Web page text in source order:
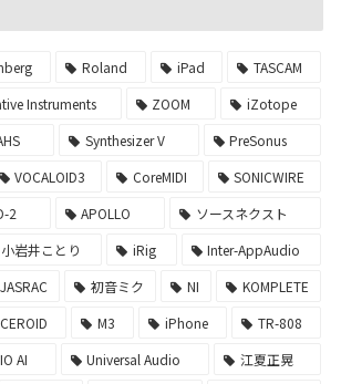
Roland iPad
TASCAM
Instruments ZOOM
iZotope
Synthesizer V
PreSonus
VOCALOID3 CoreMIDI
SONICWIRE
2 APOLLO
ソースネクスト
小岩井ことり iRig
Inter-AppAudio
JASRAC 初音ミク NI
KOMPLETE
M3 iPhone
TR-808
AI Universal Audio
江夏正晃